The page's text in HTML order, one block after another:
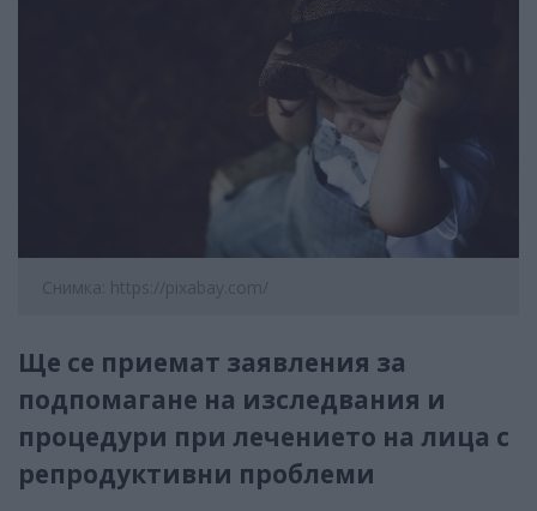
Снимка: https://pixabay.com/
Ще се приемат заявления за
подпомагане на изследвания и
процедури при лечението на лица с
репродуктивни проблеми